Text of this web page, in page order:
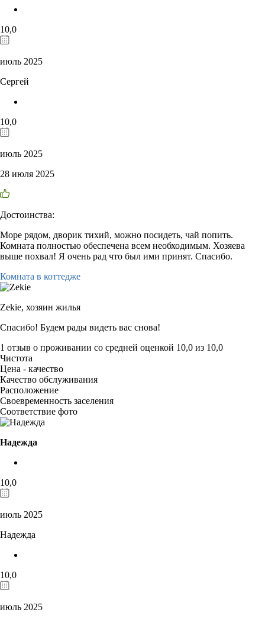
10,0
июль 2025
Сергей
10,0
июль 2025
28 июля 2025
Достоинства:
Море рядом, дворик тихий, можно посидеть, чай попить.
Комната полностью обеспечена всем необходимым. Хозяева
выше похвал! Я очень рад что был ими принят. Спасибо.
Комната в коттедже
Zekie, хозяин жилья
Спасибо! Будем рады видеть вас снова!
1 отзыв о проживании со средней оценкой 10,0 из 10,0
Чистота
Цена - качество
Качество обслуживания
Расположение
Своевременность заселения
Соответствие фото
Надежда
10,0
июль 2025
Надежда
10,0
июль 2025